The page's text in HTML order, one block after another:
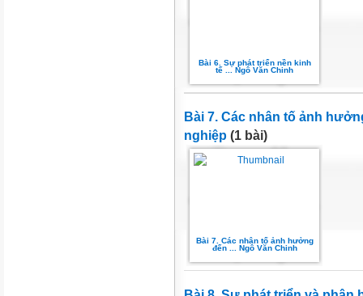
Bài 6. Sự phát triển nền kinh
tế ... Ngô Văn Chinh
Bài 7. Các nhân tố ảnh
nghiệp (1 bài)
Bài 7. Các nhân tố ảnh hưởng
đến ... Ngô Văn Chinh